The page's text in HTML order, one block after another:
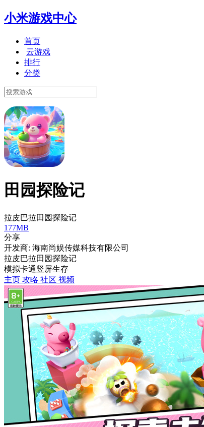
小米游戏中心
首页
云游戏
排行
分类
田园探险记
拉皮巴拉田园探险记
177MB
分享
开发商: 海南尚娱传媒科技有限公司
拉皮巴拉田园探险记
模拟卡通竖屏生存
主页 攻略 社区 视频